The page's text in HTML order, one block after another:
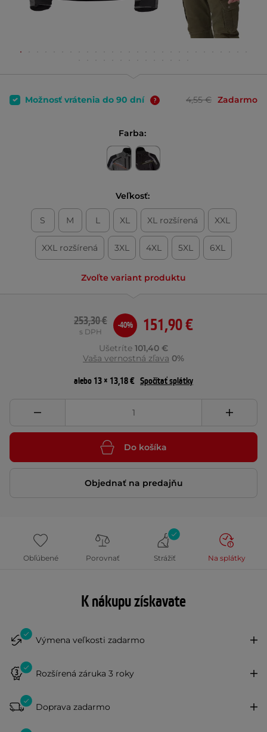
Možnosť vrátenia do 90 dní 4,55 € Zadarmo
Farba:
Veľkosť:
S M L XL XL rozšírená XXL
XXL rozšírená 3XL 4XL 5XL 6XL
Zvoľte variant produktu
151,90 €
253,30 €
s DPH
-40%
Ušetríte 101,40 €
Vaša vernostná zľava 0%
alebo 13 × 13,18 € Spočítať splátky
Do košíka
Objednať na predajňu
Obľúbené Porovnať Strážiť Na splátky
K nákupu získavate
Výmena veľkosti zadarmo
Rozšírená záruka 3 roky
Doprava zadarmo